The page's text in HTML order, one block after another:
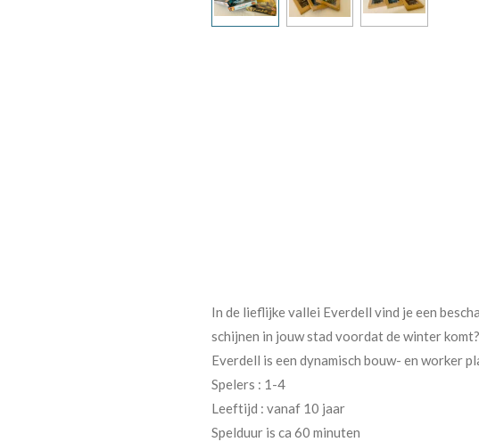
In de lieflijke vallei Everdell vind je een
schijnen in jouw stad voordat de winter komt?
Everdell is een dynamisch bouw- en worker
Spelers : 1-4
Leeftijd : vanaf 10 jaar
Spelduur is ca 60 minuten